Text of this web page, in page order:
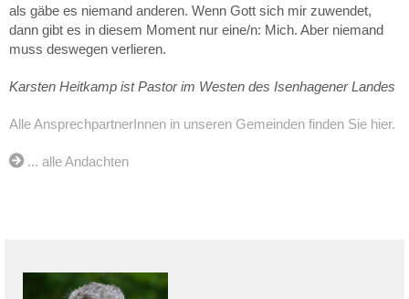
als gäbe es niemand anderen. Wenn Gott sich mir zuwendet,
dann gibt es in diesem Moment nur eine/n: Mich. Aber niemand
muss deswegen verlieren.
Karsten Heitkamp ist Pastor im Westen des Isenhagener Landes
Alle AnsprechpartnerInnen in unseren Gemeinden finden Sie hier.
... alle Andachten